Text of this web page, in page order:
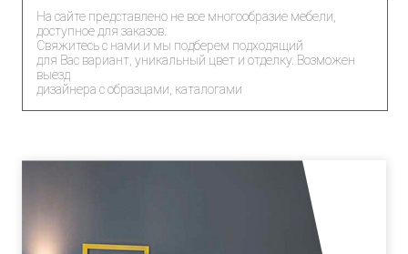
На сайте представлено не все многообразие мебели,
доступное для заказов.
Свяжитесь с нами и мы подберем подходящий
для Вас вариант, уникальный цвет и отделку. Возможен
выезд
дизайнера с образцами, каталогами